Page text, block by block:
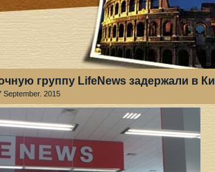
группу LifeNews задержали в
September. 2015